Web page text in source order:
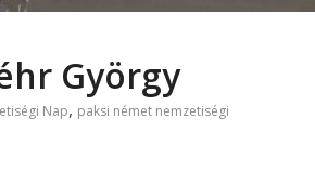
György
Nap, paksi német nemzetiségi